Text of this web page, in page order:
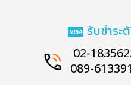
รับชำระ
02-
089-